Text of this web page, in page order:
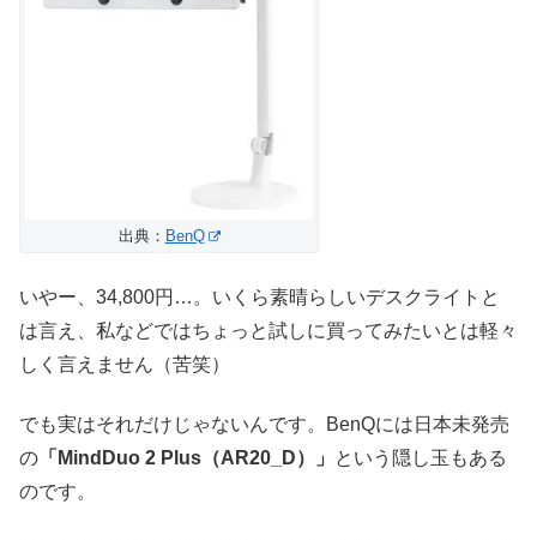
出典： BenQ
いやー、34,800円…。いくら素晴らしいデスクライトと
は言え、私などではちょっと試しに買ってみたいとは軽々
しく言えません（苦笑）
でも実はそれだけじゃないんです。BenQには日本未発売
の 「MindDuo 2 Plus（AR20_D）」
という隠し玉もある
のです。